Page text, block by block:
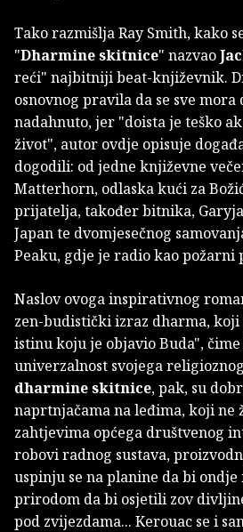
Tako razmišlja Ray Smith, kako
"Dharmine skitnice" nazvao
reći" najbitniji beat-književnik.
osnovnog pravila da se sve
nadahnuto, jer "doista je teško
život", autor ovdje opisuje
dogodili: od jedne književne
Matterhorn, odlaska kući za
prijatelja, također bitnika,
Japan te dvomjesečnog
Peaku, gdje je radio kao požarni
Naslov ovoga inspirativnog
zen-budistički izraz dharma, koji
istinu koju je objavio Buda",
univerzalnost svojega
dharmine skitnice, pak, su
naprtnjačama na leđima, koji ne
zahtjevima općega društvenog
robovi radnog sustava,
uspinju se na planine da bi
prirodom da bi osjetili zov
pod zvijezdama... Kerouac se i